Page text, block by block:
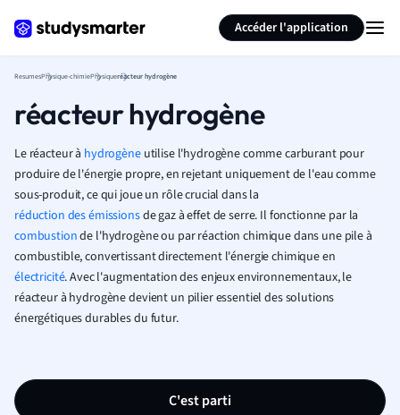
Accéder l'application
ResumesPhysique-chimiePhysiqueréacteur hydrogène
réacteur hydrogène
Le réacteur à hydrogèneutilise l'hydrogène comme carburant pour
produire de l'énergie propre, en rejetant uniquement de l'eau comme
sous-produit, ce qui joue un rôle crucial dans la
réduction des émissionsde gaz à effet de serre. Il fonctionne par la
combustionde l'hydrogène ou par réaction chimique dans une pile à
combustible, convertissant directement l'énergie chimique en
électricité. Avec l'augmentation des enjeux environnementaux, le
réacteur à hydrogène devient un pilier essentiel des solutions
énergétiques durables du futur.
C'est parti
Résumer la page